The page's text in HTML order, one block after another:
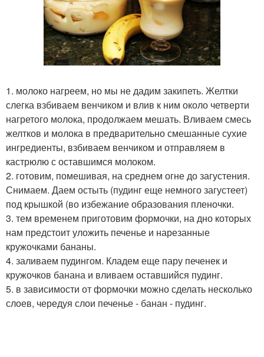
1. молоко нагреем, но мы не дадим закипеть. Желтки
слегка взбиваем венчиком и влив к ним около четверти
нагретого молока, продолжаем мешать. Вливаем смесь
желтков и молока в предварительно смешанные сухие
ингредиенты, взбиваем венчиком и отправляем в
кастрюлю с оставшимся молоком.
2. готовим, помешивая, на среднем огне до загустения.
Снимаем. Даем остыть (пудинг еще немного загустеет)
под крышкой (во избежание образования пленочки.
3. тем временем приготовим формочки, на дно которых
нам предстоит уложить печенье и нарезанные
кружочками бананы.
4. заливаем пудингом. Кладем еще пару печенек и
кружочков банана и вливаем оставшийся пудинг.
5. в зависимости от формочки можно сделать несколько
слоев, чередуя слои печенье - банан - пудинг.